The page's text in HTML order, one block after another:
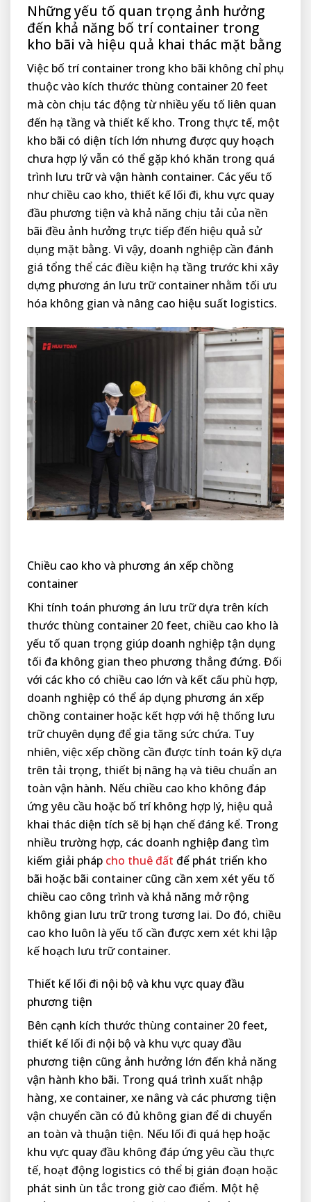
Những yếu tố quan trọng ảnh hưởng
đến khả năng bố trí container trong
kho bãi và hiệu quả khai thác mặt bằng
Việc bố trí container trong kho bãi không chỉ phụ
thuộc vào kích thước thùng container 20 feet
mà còn chịu tác động từ nhiều yếu tố liên quan
đến hạ tầng và thiết kế kho. Trong thực tế, một
kho bãi có diện tích lớn nhưng được quy hoạch
chưa hợp lý vẫn có thể gặp khó khăn trong quá
trình lưu trữ và vận hành container. Các yếu tố
như chiều cao kho, thiết kế lối đi, khu vực quay
đầu phương tiện và khả năng chịu tải của nền
bãi đều ảnh hưởng trực tiếp đến hiệu quả sử
dụng mặt bằng. Vì vậy, doanh nghiệp cần đánh
giá tổng thể các điều kiện hạ tầng trước khi xây
dựng phương án lưu trữ container nhằm tối ưu
hóa không gian và nâng cao hiệu suất logistics.
Chiều cao kho và phương án xếp chồng
container
Khi tính toán phương án lưu trữ dựa trên kích
thước thùng container 20 feet, chiều cao kho là
yếu tố quan trọng giúp doanh nghiệp tận dụng
tối đa không gian theo phương thẳng đứng. Đối
với các kho có chiều cao lớn và kết cấu phù hợp,
doanh nghiệp có thể áp dụng phương án xếp
chồng container hoặc kết hợp với hệ thống lưu
trữ chuyên dụng để gia tăng sức chứa. Tuy
nhiên, việc xếp chồng cần được tính toán kỹ dựa
trên tải trọng, thiết bị nâng hạ và tiêu chuẩn an
toàn vận hành. Nếu chiều cao kho không đáp
ứng yêu cầu hoặc bố trí không hợp lý, hiệu quả
khai thác diện tích sẽ bị hạn chế đáng kể. Trong
nhiều trường hợp, các doanh nghiệp đang tìm
kiếm giải pháp cho thuê đất để phát triển kho
bãi hoặc bãi container cũng cần xem xét yếu tố
chiều cao công trình và khả năng mở rộng
không gian lưu trữ trong tương lai. Do đó, chiều
cao kho luôn là yếu tố cần được xem xét khi lập
kế hoạch lưu trữ container.
Thiết kế lối đi nội bộ và khu vực quay đầu
phương tiện
Bên cạnh kích thước thùng container 20 feet,
thiết kế lối đi nội bộ và khu vực quay đầu
phương tiện cũng ảnh hưởng lớn đến khả năng
vận hành kho bãi. Trong quá trình xuất nhập
hàng, xe container, xe nâng và các phương tiện
vận chuyển cần có đủ không gian để di chuyển
an toàn và thuận tiện. Nếu lối đi quá hẹp hoặc
khu vực quay đầu không đáp ứng yêu cầu thực
tế, hoạt động logistics có thể bị gián đoạn hoặc
phát sinh ùn tắc trong giờ cao điểm. Một hệ